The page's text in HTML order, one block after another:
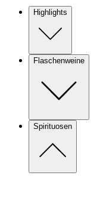
Highlights
Flaschenweine
Spirituosen